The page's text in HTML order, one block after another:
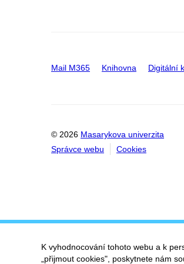
Mail M365 Knihovna Digitální
© 2026 Masarykova univerzita
Správce webu
Cookies
K vyhodnocování tohoto webu a k
„přijmout cookies", poskytnete nám